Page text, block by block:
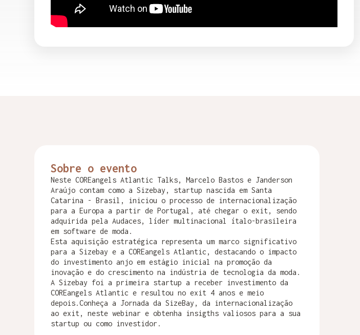
Sobre o evento
Neste COREangels Atlantic Talks, Marcelo Bastos e Janderson
Araújo contam como a Sizebay, startup nascida em Santa
Catarina - Brasil, iniciou o processo de internacionalização
para a Europa a partir de Portugal, até chegar o exit, sendo
adquirida pela Audaces, líder multinacional ítalo-brasileira
em software de moda.
Esta aquisição estratégica representa um marco significativo
para a Sizebay e a COREangels Atlantic, destacando o impacto
do investimento anjo em estágio inicial na promoção da
inovação e do crescimento na indústria de tecnologia da moda.
A Sizebay foi a primeira startup a receber investimento da
COREangels Atlantic e resultou no exit 4 anos e meio
depois.Conheça a Jornada da SizeBay, da internacionalização
ao exit, neste webinar e obtenha insigths valiosos para a sua
startup ou como investidor.